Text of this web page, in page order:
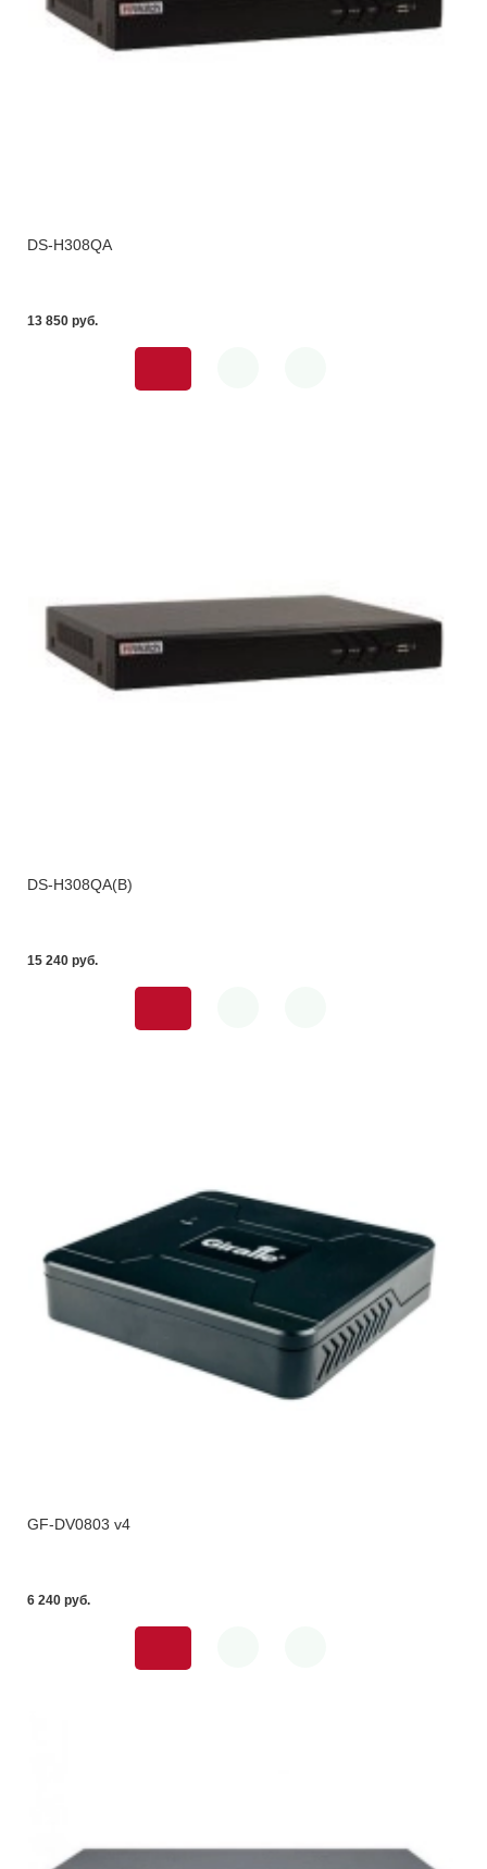
DS-H308QA
13 850 pуб.
DS-H308QA(B)
15 240 pуб.
GF-DV0803 v4
6 240 pуб.